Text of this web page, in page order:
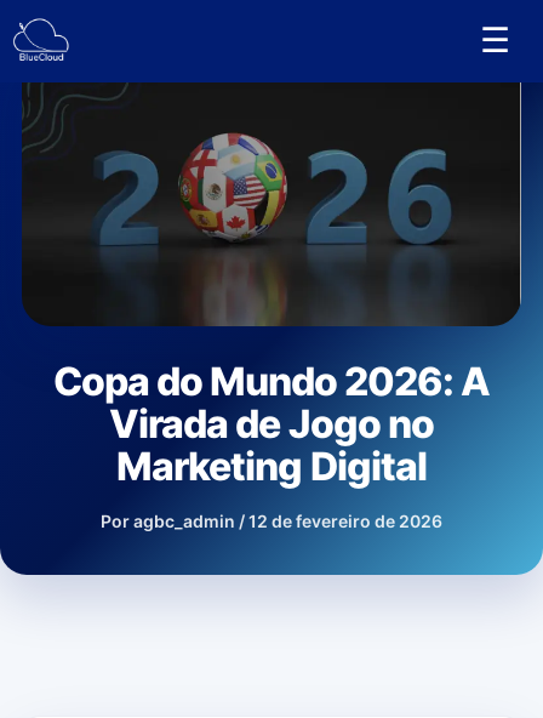
para
conteúdo
☰
Copa do Mundo 2026: A
Virada de Jogo no
Marketing Digital
Poragbc_admin /12 de fevereiro de 2026